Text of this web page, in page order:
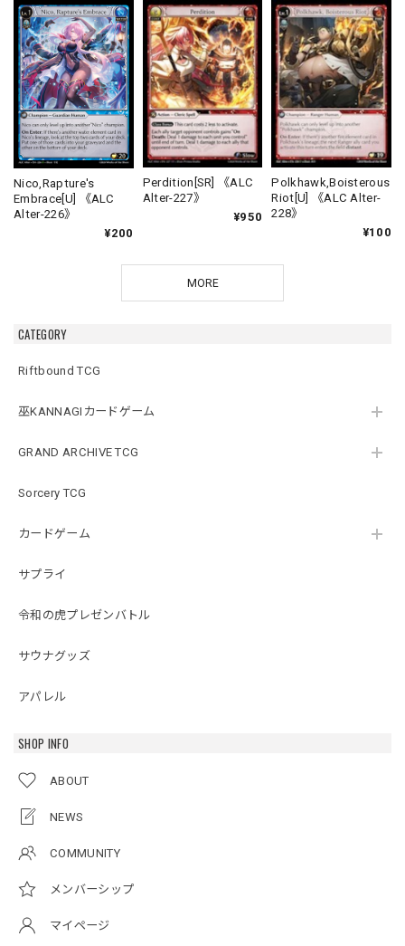
CATEGORY
Riftbound TCG
巫KANNAGIカードゲーム
GRAND ARCHIVE TCG
Sorcery TCG
カードゲーム
サプライ
令和の虎プレゼンバトル
サウナグッズ
アパレル
SHOP INFO
ABOUT
NEWS
COMMUNITY
メンバーシップ
マイページ
Nico,Rapture's
Embrace[U] 《ALC
Alter-226》
¥200
Perdition[SR] 《ALC
Alter-227》
¥950
Polkhawk,Boisterous
Riot[U] 《ALC Alter-
228》
¥100
MORE